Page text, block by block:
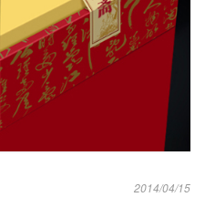
2014/04/15